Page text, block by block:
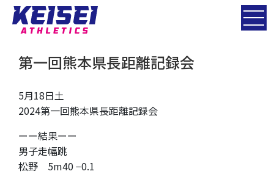
第一回熊本県長距離記録会
5月18日土
2024第一回熊本県長距離記録会
ーー結果ーー
男子走幅跳
松野 5m40 −0.1